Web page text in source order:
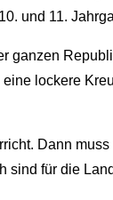
und 11.
ganzen
lockere
Dann
für die